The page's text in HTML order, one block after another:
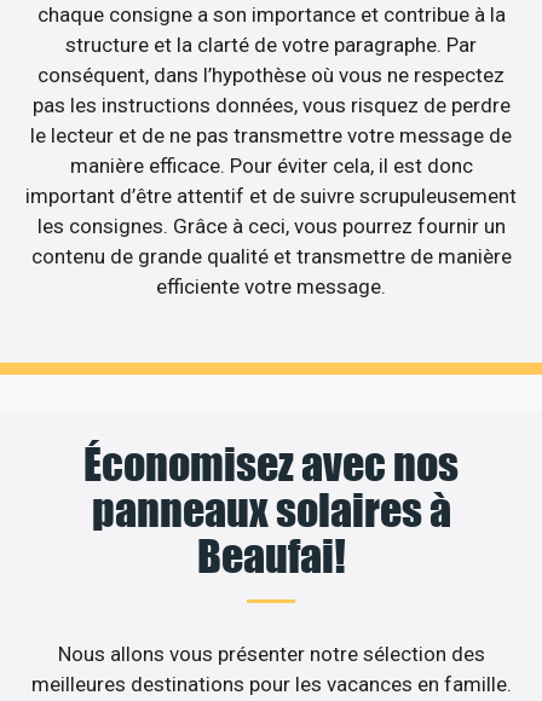
chaque consigne a son importance et contribue à la
structure et la clarté de votre paragraphe. Par
conséquent, dans l’hypothèse où vous ne respectez
pas les instructions données, vous risquez de perdre
le lecteur et de ne pas transmettre votre message de
manière efficace. Pour éviter cela, il est donc
important d’être attentif et de suivre scrupuleusement
les consignes. Grâce à ceci, vous pourrez fournir un
contenu de grande qualité et transmettre de manière
efficiente votre message.
Économisez avec nos
panneaux solaires à
Beaufai!
Nous allons vous présenter notre sélection des
meilleures destinations pour les vacances en famille.